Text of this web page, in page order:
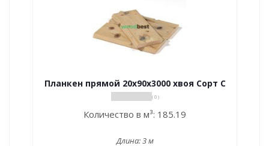
Планкен прямой 20х90х3000 хвоя Сорт С
( 0 )
Количество в м³: 185.19
Длина:3 м